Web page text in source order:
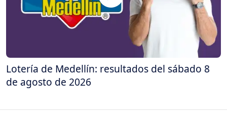
Lotería de Medellín: resultados del sábado 8
de agosto de 2026